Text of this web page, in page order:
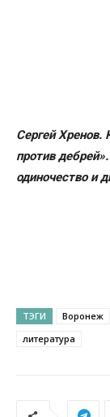
Сергей Хренов.
против
одиночество и
ТЭГИ Воронеж
литература